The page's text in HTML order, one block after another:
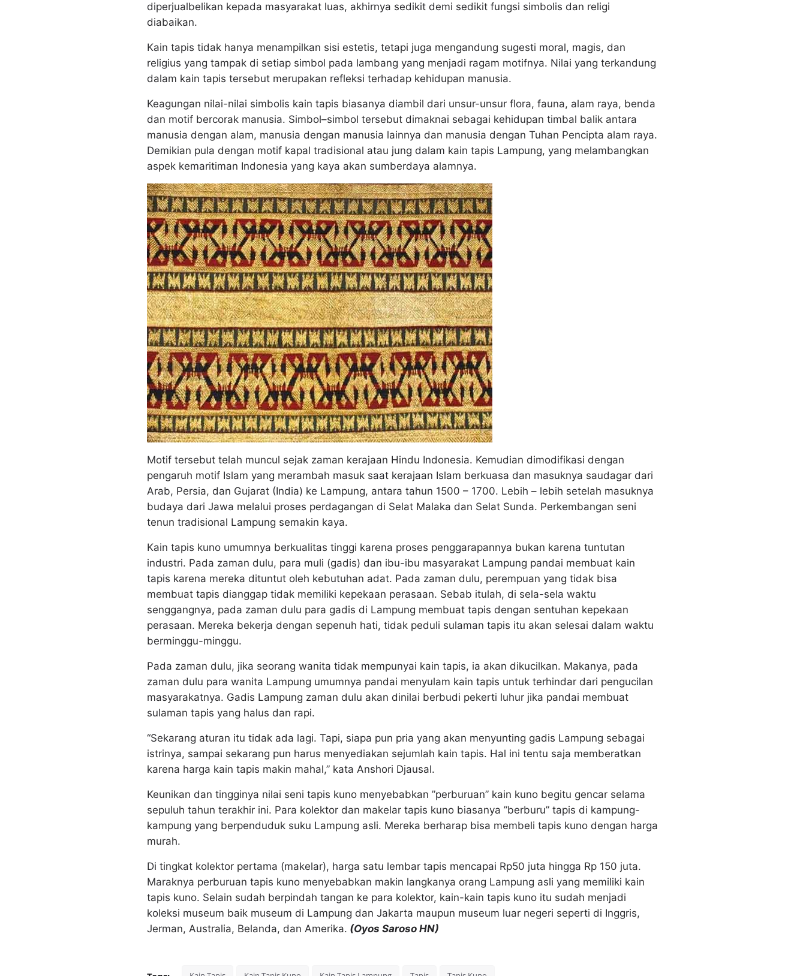
diperjualbelikan kepada masyarakat luas, akhirnya sedikit demi sedikit fungsi simbolis dan religi
diabaikan.
Kain tapis tidak hanya menampilkan sisi estetis, tetapi juga mengandung sugesti moral, magis, dan
religius yang tampak di setiap simbol pada lambang yang menjadi ragam motifnya. Nilai yang terkandung
dalam kain tapis tersebut merupakan refleksi terhadap kehidupan manusia.
Keagungan nilai-nilai simbolis kain tapis biasanya diambil dari unsur-unsur flora, fauna, alam raya, benda
dan motif bercorak manusia. Simbol–simbol tersebut dimaknai sebagai kehidupan timbal balik antara
manusia dengan alam, manusia dengan manusia lainnya dan manusia dengan Tuhan Pencipta alam raya.
Demikian pula dengan motif kapal tradisional atau jung dalam kain tapis Lampung, yang melambangkan
aspek kemaritiman Indonesia yang kaya akan sumberdaya alamnya.
Motif tersebut telah muncul sejak zaman kerajaan Hindu Indonesia. Kemudian dimodifikasi dengan
pengaruh motif Islam yang merambah masuk saat kerajaan Islam berkuasa dan masuknya saudagar dari
Arab, Persia, dan Gujarat (India) ke Lampung, antara tahun 1500 – 1700. Lebih – lebih setelah masuknya
budaya dari Jawa melalui proses perdagangan di Selat Malaka dan Selat Sunda. Perkembangan seni
tenun tradisional Lampung semakin kaya.
Kain tapis kuno umumnya berkualitas tinggi karena proses penggarapannya bukan karena tuntutan
industri. Pada zaman dulu, para muli (gadis) dan ibu-ibu masyarakat Lampung pandai membuat kain
tapis karena mereka dituntut oleh kebutuhan adat. Pada zaman dulu, perempuan yang tidak bisa
membuat tapis dianggap tidak memiliki kepekaan perasaan. Sebab itulah, di sela-sela waktu
senggangnya, pada zaman dulu para gadis di Lampung membuat tapis dengan sentuhan kepekaan
perasaan. Mereka bekerja dengan sepenuh hati, tidak peduli sulaman tapis itu akan selesai dalam waktu
berminggu-minggu.
Pada zaman dulu, jika seorang wanita tidak mempunyai kain tapis, ia akan dikucilkan. Makanya, pada
zaman dulu para wanita Lampung umumnya pandai menyulam kain tapis untuk terhindar dari pengucilan
masyarakatnya. Gadis Lampung zaman dulu akan dinilai berbudi pekerti luhur jika pandai membuat
sulaman tapis yang halus dan rapi.
“Sekarang aturan itu tidak ada lagi. Tapi, siapa pun pria yang akan menyunting gadis Lampung sebagai
istrinya, sampai sekarang pun harus menyediakan sejumlah kain tapis. Hal ini tentu saja memberatkan
karena harga kain tapis makin mahal,” kata Anshori Djausal.
Keunikan dan tingginya nilai seni tapis kuno menyebabkan ”perburuan” kain kuno begitu gencar selama
sepuluh tahun terakhir ini. Para kolektor dan makelar tapis kuno biasanya ”berburu” tapis di kampung-
kampung yang berpenduduk suku Lampung asli. Mereka berharap bisa membeli tapis kuno dengan harga
murah.
Di tingkat kolektor pertama (makelar), harga satu lembar tapis mencapai Rp50 juta hingga Rp 150 juta.
Maraknya perburuan tapis kuno menyebabkan makin langkanya orang Lampung asli yang memiliki kain
tapis kuno. Selain sudah berpindah tangan ke para kolektor, kain-kain tapis kuno itu sudah menjadi
koleksi museum baik museum di Lampung dan Jakarta maupun museum luar negeri seperti di Inggris,
Jerman, Australia, Belanda, dan Amerika. (Oyos Saroso HN)